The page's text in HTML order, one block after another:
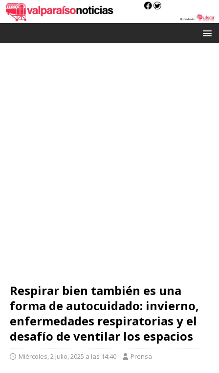
Respirar bien también es una
forma de autocuidado: invierno,
enfermedades respiratorias y el
desafío de ventilar los espacios
Miércoles, 2 Julio, 2025 a las 14:40 Prensa